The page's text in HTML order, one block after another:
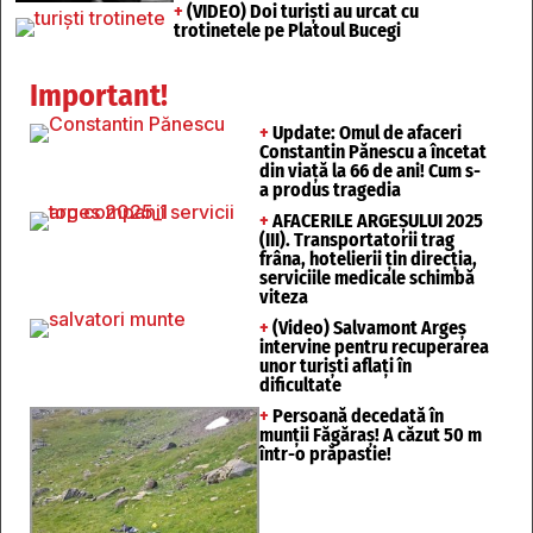
+ (VIDEO) Doi turiști au urcat cu
trotinetele pe Platoul Bucegi
Important!
+ Update: Omul de afaceri
Constantin Pănescu a încetat
din viață la 66 de ani! Cum s-
a produs tragedia
+ AFACERILE ARGEȘULUI 2025
(III). Transportatorii trag
frâna, hotelierii țin direcția,
serviciile medicale schimbă
viteza
+ (Video) Salvamont Argeș
intervine pentru recuperarea
unor turişti aflaţi în
dificultate
+ Persoană decedată în
munții Făgăraș! A căzut 50 m
într-o prăpastie!